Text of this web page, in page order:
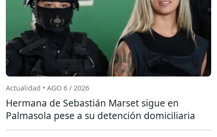
Actualidad • AGO 6 / 2026
Hermana de Sebastián Marset sigue en
Palmasola pese a su detención domiciliaria